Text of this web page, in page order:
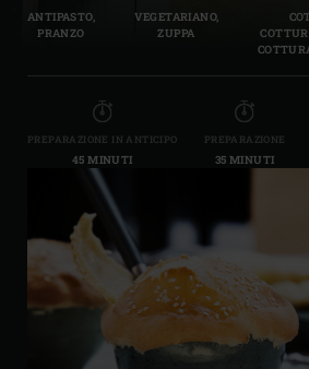
ANTIPASTO,
PRANZO
VEGETARIANO,
ZUPPA
PREPARAZIONE IN ANTICIPO
45 MINUTI
PREPARAZIONE
35 MINUTI